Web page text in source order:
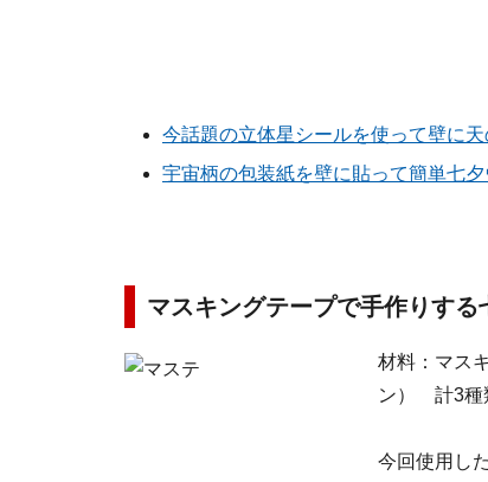
今話題の立体星シールを使って壁に天
宇宙柄の包装紙を壁に貼って簡単七夕
マスキングテープで手作りす
材料：マス
ン） 計3種
今回使用し